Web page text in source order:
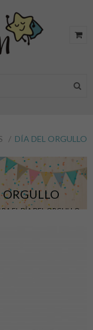
DÍA DEL ORGULLO
EL DÍA DEL ORGULLO